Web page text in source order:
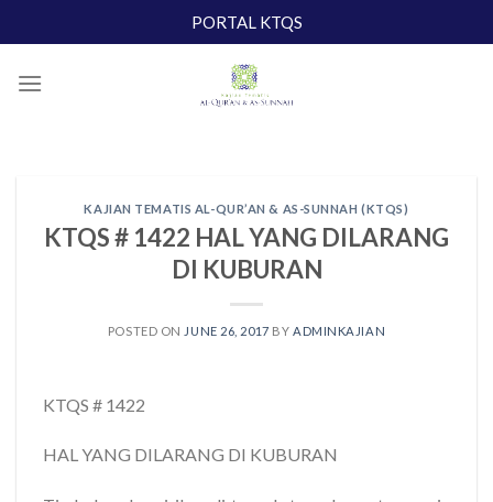
to
PORTAL KTQS
KAJIAN TEMATIS AL-QUR’AN & AS-SUNNAH (KTQS)
KTQS # 1422 HAL YANG DILARANG
DI KUBURAN
POSTED ON JUNE 26, 2017 BY ADMINKAJIAN
KTQS # 1422
HAL YANG DILARANG DI KUBURAN